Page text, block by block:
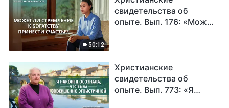
50:12
свидетельства об
опыте. Вып. 176: «Может
Христианские
свидетельства об
опыте. Вып. 773: «Я